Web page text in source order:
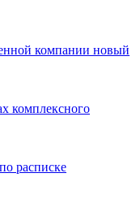
компании новый
комплексного
расписке